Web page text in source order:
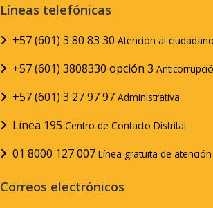
Líneas telefónicas
+57 (601) 3 80 83 30 Atención al
+57 (601) 3808330 opción 3
+57 (601) 3 27 97 97 Administrativa
Línea 195 Centro de Contacto Distrital
01 8000 127 007 Línea gratuita de
Correos electrónicos